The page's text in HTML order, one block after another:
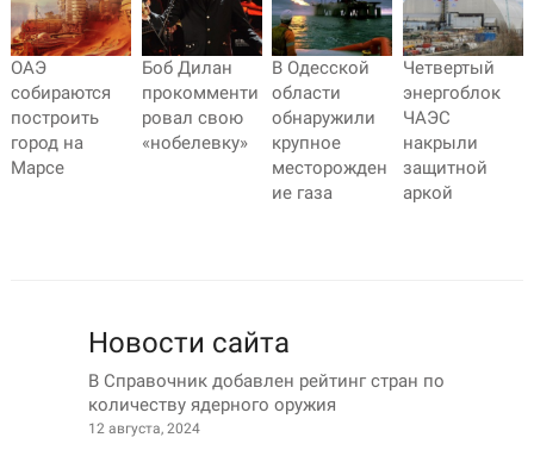
ОАЭ
собираются
построить
город на
Марсе
Боб Дилан
прокомменти
ровал свою
«нобелевку»
В Одесской
области
обнаружили
крупное
месторожден
ие газа
Четвертый
энергоблок
ЧАЭС
накрыли
защитной
аркой
Новости сайта
В Справочник добавлен рейтинг стран по
количеству ядерного оружия
12 августа, 2024